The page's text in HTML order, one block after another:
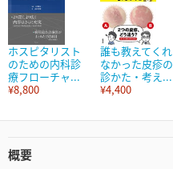
ホスピタリスト
のための内科診
療フローチャ...
¥8,800
誰も教えてくれ
なかった皮疹の
診かた・考え...
¥4,400
概要